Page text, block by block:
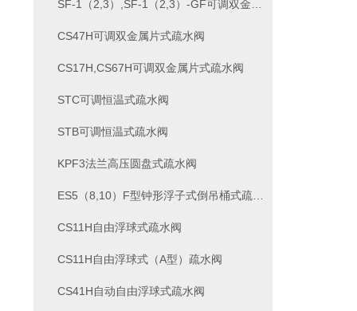
CS47H可调双金属片式疏水阀
CS17H,CS67H可调双金属片式疏水阀
STC可调恒温式疏水阀
STB可调恒温式疏水阀
KPF3法兰高压圆盘式疏水阀
ES5（8,10）F型钟形浮子式倒吊桶式疏水阀
CS11H自由浮球式疏水阀
CS11H自由浮球式（A型）疏水阀
CS41H自动自由浮球式疏水阀